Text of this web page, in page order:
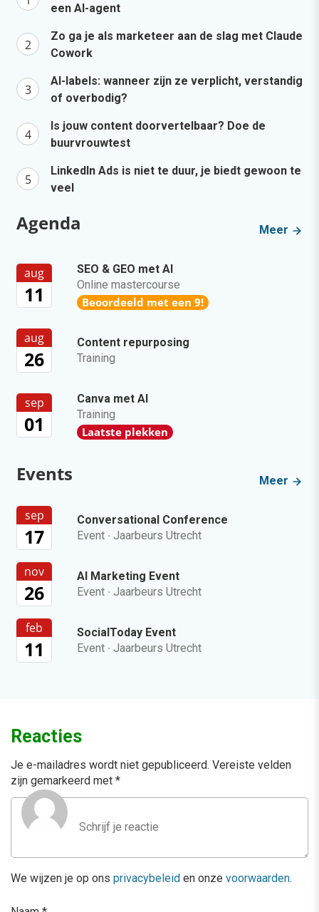
een AI-agent
Zo ga je als marketeer aan de slag met Claude
Cowork
AI-labels: wanneer zijn ze verplicht, verstandig
of overbodig?
Is jouw content doorvertelbaar? Doe de
buurvrouwtest
LinkedIn Ads is niet te duur, je biedt gewoon te
veel
Agenda Meer
aug
11
SEO & GEO met AI
Online mastercourse
Beoordeeld met een 9!
aug
26
Content repurposing
Training
sep
01
Canva met AI
Training
Laatste plekken
Events Meer
sep
17
Conversational Conference
Event · Jaarbeurs Utrecht
nov
26
AI Marketing Event
Event · Jaarbeurs Utrecht
feb
11
SocialToday Event
Event · Jaarbeurs Utrecht
Reacties
Je e-mailadres wordt niet gepubliceerd. Vereiste velden
zijn gemarkeerd met *
We wijzen je op ons privacybeleid en onze voorwaarden.